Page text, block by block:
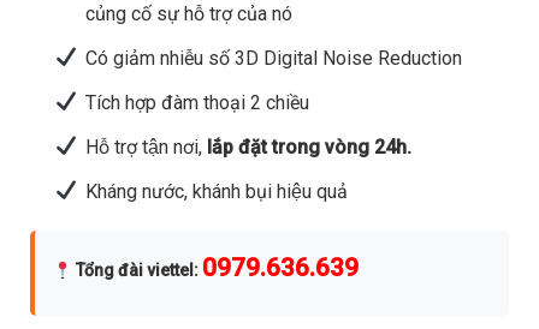
củng cố sự hỗ trợ của nó
Có giảm nhiễu số 3D Digital Noise Reduction
Tích hợp đàm thoại 2 chiều
Hỗ trợ tận nơi,lắp đặt trong vòng 24h.
Kháng nước, khánh bụi hiệu quả
Tổng đài viettel : 0979.636.639